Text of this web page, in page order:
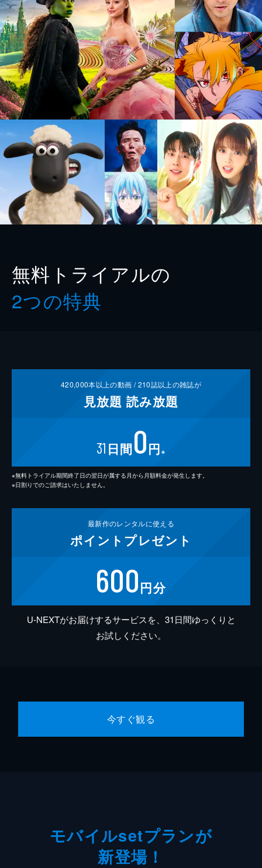
無料トライアルの
2つの特典
420,000本以上の動画 /210誌以上の雑誌が
見放題 読み放題
31 日間0円 ※
※無料トライアル期間終了日の翌日が属する月から月額料金が発生します。
※日割りでのご請求はいたしません。
最新作のレンタルに使える
ポイント プレゼント
600円分
U-NEXTがお届けするサービスを、31日間ゆっくりと
お試しください。
今すぐ観る
モバイルsetプランが
新登場！